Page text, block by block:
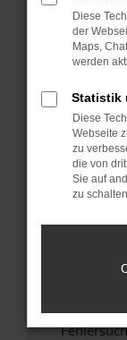
Starte
Das
Probleme
sind.
führen,
Wende
Wenn du
hast,
uns
Diese
der
Maps,
werden
Statistik
Diese
Webseite
zu
die von
Sie auf
zu